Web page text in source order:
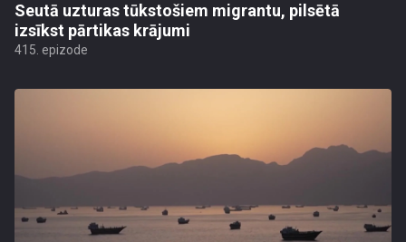
Seutā uzturas tūkstošiem migrantu, pilsētā
izsīkst pārtikas krājumi
415. epizode